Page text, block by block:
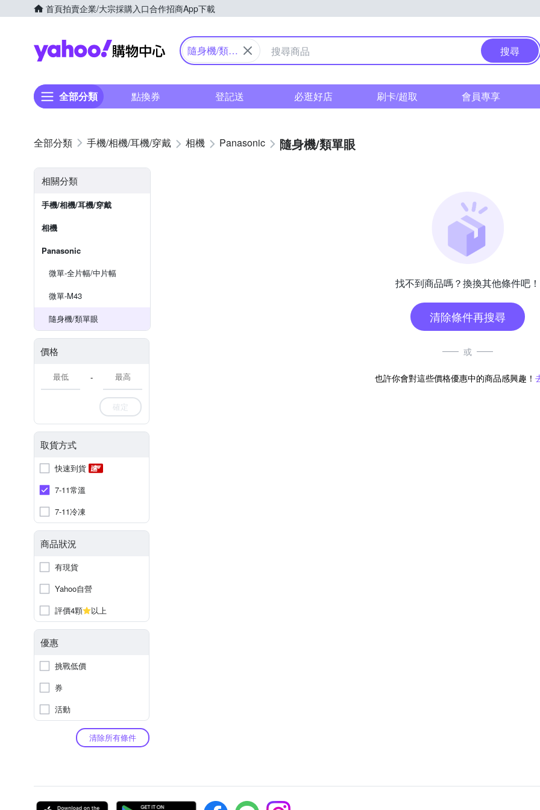
首頁拍賣企業/大宗採購入口合作招商App下載
Yahoo購物中心
隨身機/類單
搜尋
全部分類 點換券 登記送 必逛好店 刷卡/超取 會員專享
手機/相機/耳機/穿戴 相機 Panasonic 隨身機/類單眼
相關分類
手機/相機/耳機/穿戴
相機
Panasonic
微單-全片幅/中片幅
微單-M43
隨身機/類單眼
價格
-
確定
取貨方式
快速到貨
7-11常溫
7-11冷凍
商品狀況
有現貨
Yahoo自營
評價4顆
以上
優惠
挑戰低價
券
活動
清除所有條件
找不到商品嗎？換換其他條件吧！
清除條件再搜尋
或
也許你會對這些價格優惠中的商品感興趣！